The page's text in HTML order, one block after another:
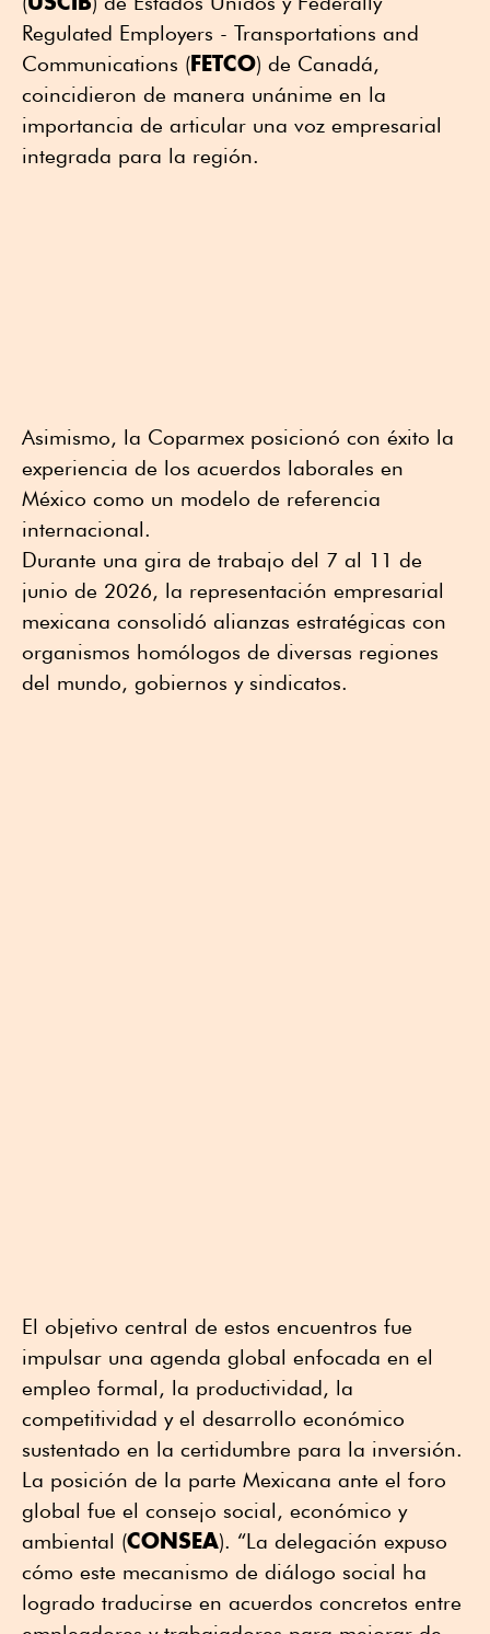
Regulated Employers - Transportations and
Communications (FETCO) de Canadá,
coincidieron de manera unánime en la
importancia de articular una voz empresarial
integrada para la región.
Asimismo, la Coparmex posicionó con éxito la
experiencia de los acuerdos laborales en
México como un modelo de referencia
internacional.
Durante una gira de trabajo del 7 al 11 de
junio de 2026, la representación empresarial
mexicana consolidó alianzas estratégicas con
organismos homólogos de diversas regiones
del mundo, gobiernos y sindicatos.
El objetivo central de estos encuentros fue
impulsar una agenda global enfocada en el
empleo formal, la productividad, la
competitividad y el desarrollo económico
sustentado en la certidumbre para la inversión.
La posición de la parte Mexicana ante el foro
global fue el consejo social, económico y
ambiental (CONSEA). “La delegación expuso
cómo este mecanismo de diálogo social ha
logrado traducirse en acuerdos concretos entre